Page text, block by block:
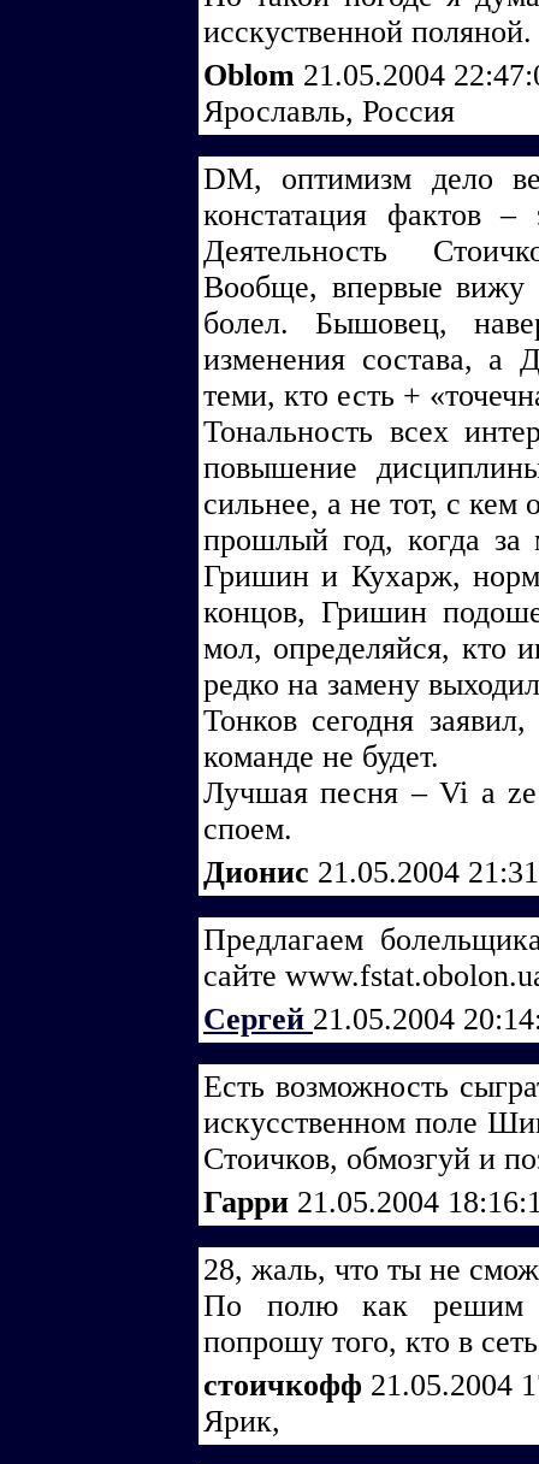
исскуственной поляной.
Oblom 21.05.2004
Ярославль, Россия
DM, оптимизм дело
констатация фактов
Деятельность
Вообще, впервые вижу
болел. Бышовец,
изменения состава, а
теми, кто есть +
Тональность всех
повышение
сильнее, а не тот, с
прошлый год, когда за
Гришин и Кухарж,
концов, Гришин
мол, определяйся, кто
редко на замену
Тонков сегодня
команде не будет.
Лучшая песня – Vi a
споем.
Дионис 21.05.2004
Предлагаем
сайте
Сергей 21.05.2004
Есть возможность
искусственном поле
Стоичков, обмозгуй и
Гарри 21.05.2004
28, жаль, что ты не
По полю как решим
попрошу того, кто в
cтоичкофф 21.05.2004
Ярик,